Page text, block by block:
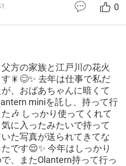
0
方の家族と江戸川の花火
🎇😊✨ 去年は仕事で私だ
、おばあちゃんに暗くて
miniを託し、持って行
🎶 しっかり使ってくれて
に入ったみたいで持って
た写真が送られてきてな
です😌✨ 今年はしっかり
、またOlantern持って行っ